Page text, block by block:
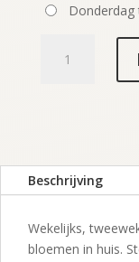
Donderdag
aantal
Beschrijving
Wekelijks,
bloemen in huis.